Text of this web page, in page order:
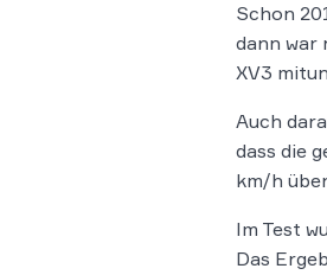
Schon
dann war
XV3
Auch
dass die
km/h
Im Test
Das